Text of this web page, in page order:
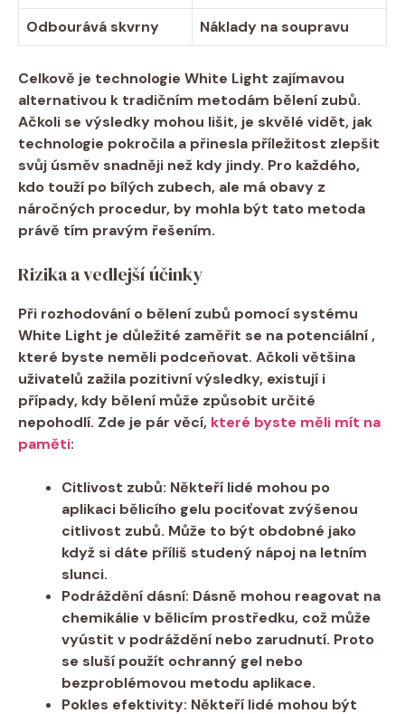
Odbourává skvrny
Náklady na soupravu
Celkově je ​technologie White Light zajímavou ​
alternativou⁣ k ⁤tradičním metodám bělení zubů.
Ačkoli se ⁣výsledky ⁣mohou lišit, je skvělé⁣ vidět, ⁢jak
technologie ⁣pokročila a přinesla ​příležitost‍ zlepšit
svůj úsměv snadněji než kdy jindy. Pro každého,
kdo touží​ po bílých ⁤zubech,‍ ale má obavy z
náročných procedur, by mohla být tato metoda
právě ‌tím pravým řešením.
Rizika a vedlejší účinky
Při rozhodování o bělení ⁤zubů​ pomocí ⁢systému
White Light ‌je důležité zaměřit‍ se ‌na potenciální ,
které byste ​neměli podceňovat. Ačkoli většina
⁣uživatelů zažila ⁣pozitivní ⁤výsledky, ‌existují i
případy, kdy bělení‌ může způsobit určité⁢
nepohodlí.⁣ Zde je pár ⁣věcí, ‍ které byste měli mít na
paměti:
Citlivost zubů: Někteří lidé mohou po⁢
aplikaci ⁣bělicího gelu pociťovat zvýšenou
citlivost zubů. Může to‌ být obdobné ‌jako
když si dáte ⁢příliš studený nápoj‍ na letním
slunci.
Podráždění dásní: Dásně mohou reagovat na
chemikálie v bělicím​ prostředku, což může
vyústit v podráždění nebo zarudnutí. Proto
se sluší použít ochranný gel nebo
bezproblémovou metodu aplikace.
Pokles efektivity: Někteří lidé​ mohou být